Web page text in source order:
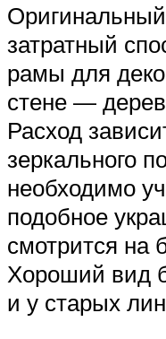
затратный
рамы для
стене —
Расход
зеркального
необходимо
подобное
смотрится на
Хороший вид
и у старых